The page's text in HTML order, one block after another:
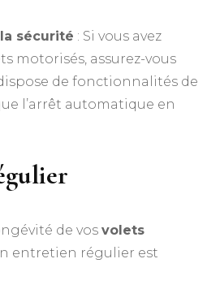
sécurité : Si vous avez
motorisés, assurez-vous
de fonctionnalités de
l’arrêt automatique en
de vos volets
entretien régulier est